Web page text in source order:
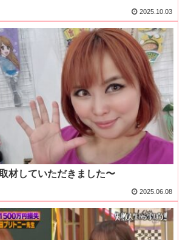
2025.10.03
材していただきました〜
2025.06.08